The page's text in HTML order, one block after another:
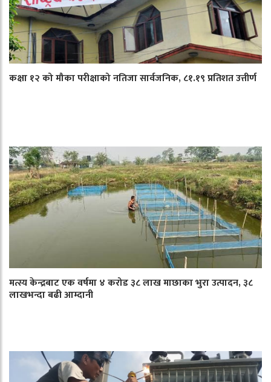
कक्षा १२ को मौका परीक्षाको नतिजा सार्वजनिक, ८१.१९ प्रतिशत उत्तीर्ण
मत्स्य केन्द्रबाट एक वर्षमा ४ करोड ३८ लाख माछाका भुरा उत्पादन, ३८
लाखभन्दा बढी आम्दानी